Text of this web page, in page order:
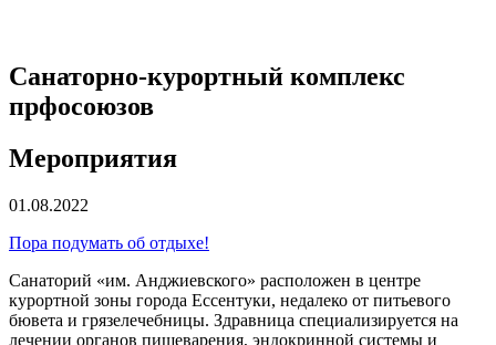
Санаторно-курортный комплекс
прфосоюзов
Мероприятия
01.08.2022
Пора подумать об отдыхе!
Санаторий «им. Анджиевского» расположен в центре
курортной зоны города Ессентуки, недалеко от питьевого
бювета и грязелечебницы. Здравница специализируется на
лечении органов пищеварения, эндокринной системы и